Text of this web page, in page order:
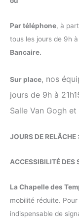
Par téléphone, à
tous les jours de 9h
Bancaire.
Sur place, nos
jours de 9h à
Salle Van Gogh
JOURS DE
ACCESSIBILITÉ DES
La Chapelle des
mobilité réduite.
indispensable de